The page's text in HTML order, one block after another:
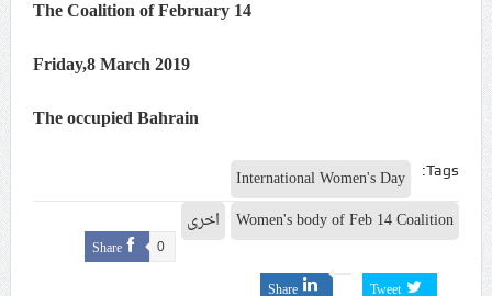
The Coalition of February 14
Friday,8 March 2019
The occupied Bahrain
Tags:
International Women's Day
Women's body of Feb 14 Coalition
اخرى
Share 0
Tweet
Share